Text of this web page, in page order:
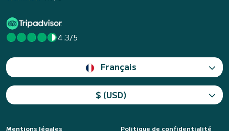
4.3/5
Français
$ (USD)
Mentions légales Politique de confidentialité